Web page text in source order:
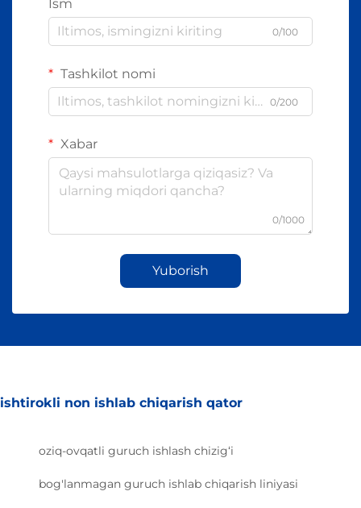
Ism
0/100
Tashkilot nomi
0/200
Xabar
0/1000
Yuborish
ishtirokli non ishlab chiqarish qator
oziq-ovqatli guruch ishlash chizig‘i
bog'lanmagan guruch ishlab chiqarish liniyasi